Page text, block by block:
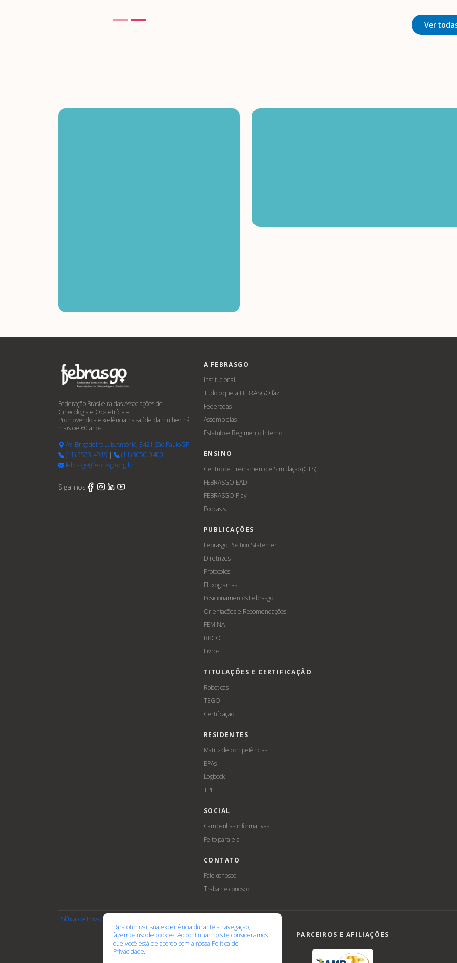
Ver
Federação Brasileira das Associações de
Ginecologia e Obstetrícia –
Promovendo a excelência na saúde da mulher há
mais de 60 anos.
Av. Brigadeiro Luís Antônio, 3421 São Paulo/SP
(11) 5573-4919 |
(11) 3050-0400
febrasgo@febrasgo.org.br
Siga-nos
A FEBRASGO
Institucional
Tudo o que a FEBRASGO faz
Federadas
Assembleias
Estatuto e Regimento Interno
ENSINO
Centro de Treinamento e Simulação (CTS)
FEBRASGO EAD
FEBRASGO Play
Podcasts
PUBLICAÇÕES
Febrasgo Position Statement
Diretrizes
Protocolos
Fluxogramas
Posicionamentos Febrasgo
Orientações e Recomendações
FEMINA
RBGO
Livros
TITULAÇÕES E CERTIFICAÇÃO
Robóticas
TEGO
Certificação
RESIDENTES
Matriz de competências
EPAs
Logbook
TPI
SOCIAL
Campanhas informativas
Feito para ela
CONTATO
Fale conosco
Trabalhe conosco
Política de Privacidade
PARCEIROS E AFILIAÇÕES
Para otimizar sua experiência durante a navegação,
fazemos uso de cookies. Ao continuar no site consideramos
que você está de acordo com a nossa Política de
Privacidade.